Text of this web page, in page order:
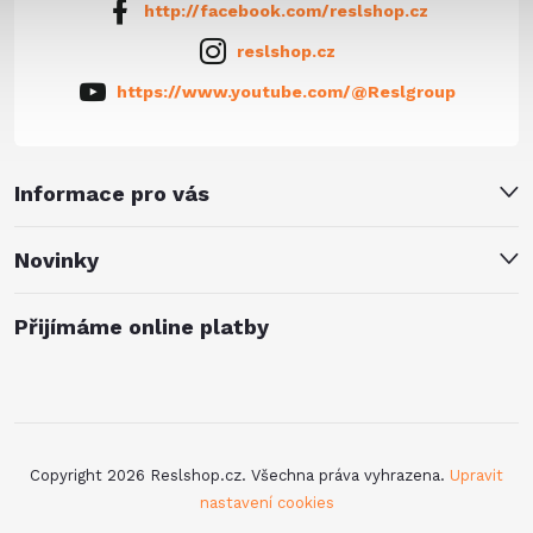
Informace pro vás
Novinky
http://facebook.com/reslshop.cz
reslshop.cz
https://www.youtube.com/@Reslgroup
Přijímáme online platby
Copyright 2026 Reslshop.cz. Všechna práva vyhrazena. Upravit
nastavení cookies